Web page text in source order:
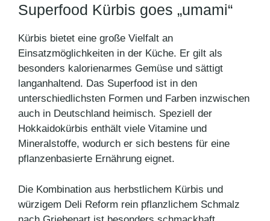
Superfood Kürbis goes „umami“
Kürbis bietet eine große Vielfalt an
Einsatzmöglichkeiten in der Küche. Er gilt als
besonders kalorienarmes Gemüse und sättigt
langanhaltend. Das Superfood ist in den
unterschiedlichsten Formen und Farben inzwischen
auch in Deutschland heimisch. Speziell der
Hokkaidokürbis enthält viele Vitamine und
Mineralstoffe, wodurch er sich bestens für eine
pflanzenbasierte Ernährung eignet.
Die Kombination aus herbstlichem Kürbis und
würzigem Deli Reform rein pflanzlichem Schmalz